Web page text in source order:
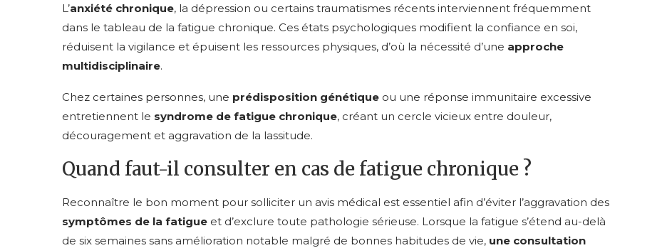
L’anxiété chronique, la dépression ou certains traumatismes récents interviennent fréquemment
dans le tableau de la fatigue chronique. Ces états psychologiques modifient la confiance en soi,
réduisent la vigilance et épuisent les ressources physiques, d’où la nécessité d’une approche
multidisciplinaire.
Chez certaines personnes, une prédisposition génétique ou une réponse immunitaire excessive
entretiennent le syndrome de fatigue chronique, créant un cercle vicieux entre douleur,
découragement et aggravation de la lassitude.
Quand faut-il consulter en cas de fatigue chronique ?
Reconnaître le bon moment pour solliciter un avis médical est essentiel afin d’éviter l’aggravation des
symptômes de la fatigue et d’exclure toute pathologie sérieuse. Lorsque la fatigue s’étend au-delà
de six semaines sans amélioration notable malgré de bonnes habitudes de vie, une consultation